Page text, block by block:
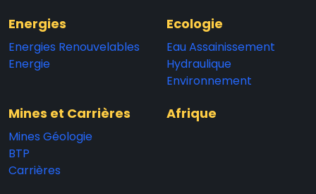
Energies
Energies Renouvelables
Energie
Ecologie
Eau Assainissement
Hydraulique
Environnement
Mines et Carrières
Mines Géologie
BTP
Carrières
Afrique